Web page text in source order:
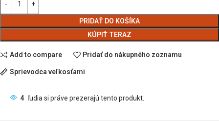
PRIDAŤ DO KOŠÍKA
KÚPIŤ TERAZ
Add to compare Pridať do nákupného zoznamu
Sprievodca veľkosťami
4 ľudia si práve prezerajú tento produkt.